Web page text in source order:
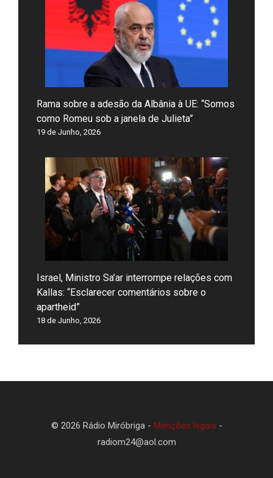
Rama sobre a adesão da Albânia à UE: “Somos
como Romeu sob a janela de Julieta”
19 de Junho, 2026
Israel, Ministro Sa’ar interrompe relações com
Kallas: “Esclarecer comentários sobre o
apartheid”
18 de Junho, 2026
© 2026 Rádio Miróbriga - Menções legais -
radiom24@aol.com